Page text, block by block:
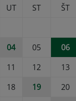
UT ST ŠT
04 05 06
11 12 13
18 19 20